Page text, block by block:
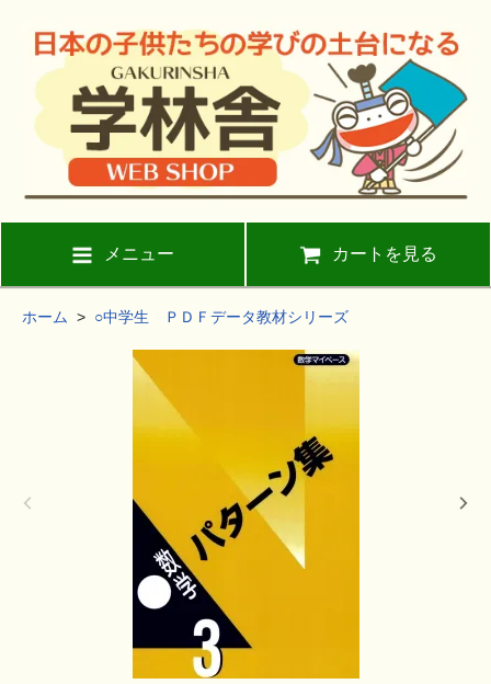
メニュー カートを見る
ホーム > ○中学生 ＰＤＦデータ教材シリーズ